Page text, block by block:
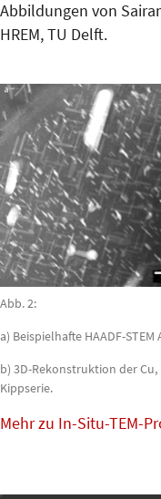
Abbildungen von
HREM, TU Delft.
Abb. 2:
a) Beispielhafte HAADF-
b) 3D-Rekonstruktion der
Kippserie.
Mehr zu In-Situ-TEM-